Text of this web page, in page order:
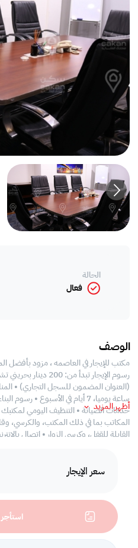
سعر الإيجار
استأجر
الحالة
فعال
الوصف
مكتب للإيجار في العاصمه ، مزود بأفضل
رسوم الإيجار تبدأ
ساعة يوميا، 7 أيام في الأسبوع •
خدمات الصيانة • التنظيف اليومي لمكتبك
المكاتب بما في ذلك المكتب، والكرسي،
أظهر المزيد